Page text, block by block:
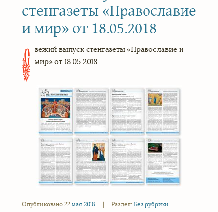
стенгазеты «Православие
и мир» от 18.05.2018
С вежий выпуск стенгазеты «Православие и
мир» от 18.05.2018.
Опубликовано 22 мая 2018 | Раздел: Без рубрики